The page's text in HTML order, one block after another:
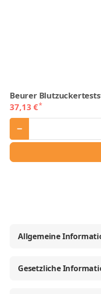
Beurer
37,13 €*
Allgemeine
Gesetzliche